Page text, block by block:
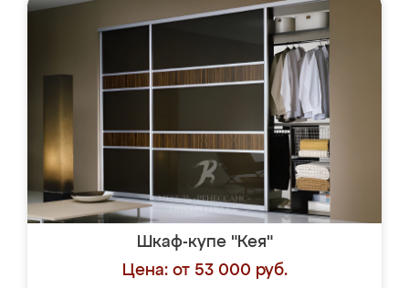
Шкаф-купе "Кея"
Цена: от 53 000 руб.